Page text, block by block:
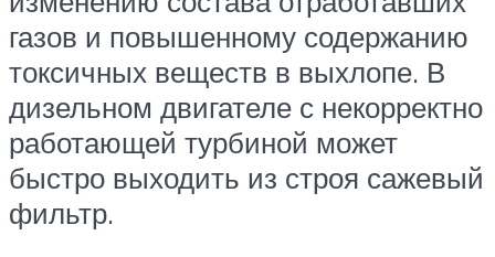
газов и повышенному содержанию
токсичных веществ в выхлопе. В
дизельном двигателе с некорректно
работающей турбиной может
быстро выходить из строя сажевый
фильтр.